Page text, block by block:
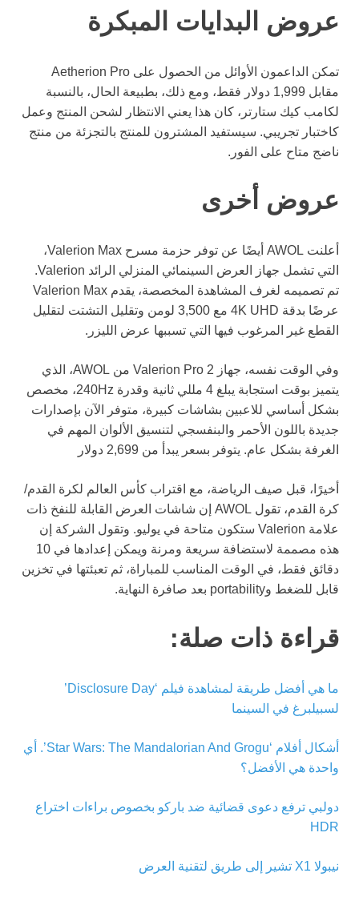
عروض البدايات المبكرة
تمكن الداعمون الأوائل من الحصول على Aetherion Pro
مقابل 1,999 دولار فقط، ومع ذلك، بطبيعة الحال، بالنسبة
لكامب كيك ستارتر، كان هذا يعني الانتظار لشحن المنتج وعمل
كاختبار تجريبي. سيستفيد المشترون للمنتج بالتجزئة من منتج
ناضج متاح على الفور.
عروض أخرى
أعلنت AWOL أيضًا عن توفر حزمة مسرح Valerion Max،
التي تشمل جهاز العرض السينمائي المنزلي الرائد Valerion.
تم تصميمه لغرف المشاهدة المخصصة، يقدم Valerion Max
عرضًا بدقة 4K UHD مع 3,500 لومن وتقليل التشتت لتقليل
القطع غير المرغوب فيها التي تسببها عرض الليزر.
وفي الوقت نفسه، جهاز Valerion Pro 2 من AWOL، الذي
يتميز بوقت استجابة يبلغ 4 مللي ثانية وقدرة 240Hz، مخصص
بشكل أساسي للاعبين بشاشات كبيرة، متوفر الآن بإصدارات
جديدة باللون الأحمر والبنفسجي لتنسيق الألوان المهم في
الغرفة بشكل عام. يتوفر بسعر يبدأ من 2,699 دولار
أخيرًا، قبل صيف الرياضة، مع اقتراب كأس العالم لكرة القدم/
كرة القدم، تقول AWOL إن شاشات العرض القابلة للنفخ ذات
علامة Valerion ستكون متاحة في يوليو. وتقول الشركة إن
هذه مصممة لاستضافة سريعة ومرنة ويمكن إعدادها في 10
دقائق فقط، في الوقت المناسب للمباراة، ثم تعبئتها في تخزين
قابل للضغط وportability بعد صافرة النهاية.
قراءة ذات صلة:
ما هي أفضل طريقة لمشاهدة فيلم ‘Disclosure Day’
لسبيلبرغ في السينما
أشكال أفلام ‘Star Wars: The Mandalorian And Grogu’. أي
واحدة هي الأفضل؟
دولبي ترفع دعوى قضائية ضد باركو بخصوص براءات اختراع
HDR
نيبولا X1 تشير إلى طريق لتقنية العرض